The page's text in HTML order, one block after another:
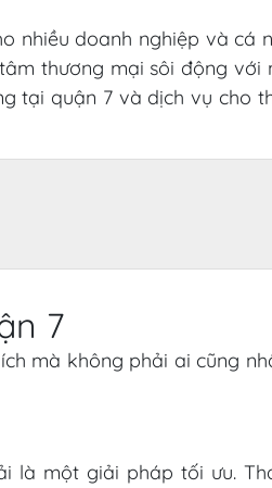
nhiều doanh nghiệp và cá
thương mại sôi động với
tại quận 7 và dịch vụ cho
7
mà không phải ai cũng
là một giải pháp tối ưu.